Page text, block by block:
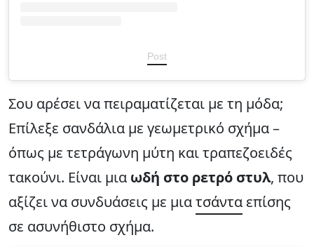
Post
Σου αρέσει να πειραματίζεται με τη μόδα;
Επίλεξε σανδάλια με γεωμετρικό σχήμα –
όπως με τετράγωνη μύτη και τραπεζοειδές
τακούνι. Είναι μια ωδή στο ρετρό στυλ, που
αξίζει να συνδυάσεις με μιατσάντα επίσης
σε ασυνήθιστο σχήμα.